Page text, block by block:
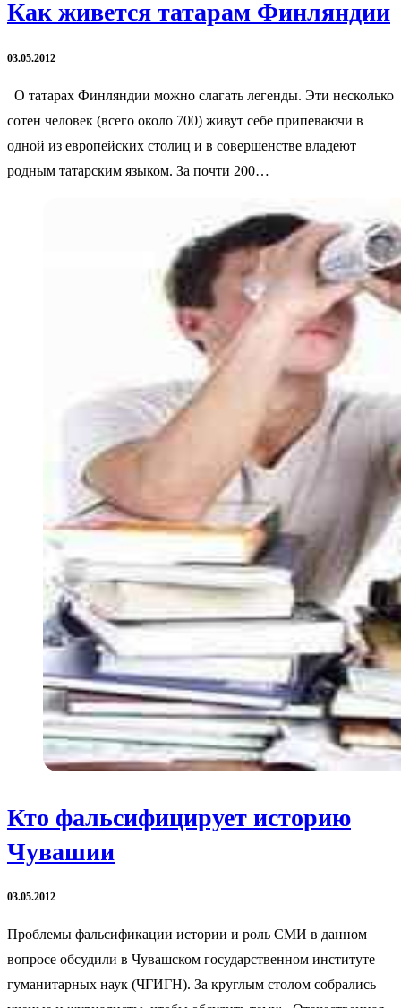
Как живется татарам Финляндии
03.05.2012
О татарах Финляндии можно слагать легенды. Эти несколько
сотен человек (всего около 700) живут себе припеваючи в
одной из европейских столиц и в совершенстве владеют
родным татарским языком. За почти 200…
Кто фальсифицирует историю
Чувашии
03.05.2012
Проблемы фальсификации истории и роль СМИ в данном
вопросе обсудили в Чувашском государственном институте
гуманитарных наук (ЧГИГН). За круглым столом собрались